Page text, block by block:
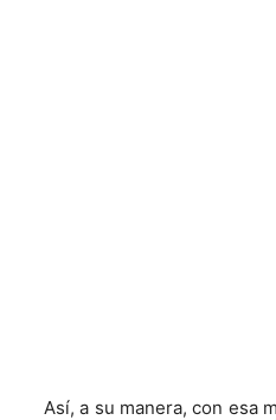
Así, a su manera, con esa